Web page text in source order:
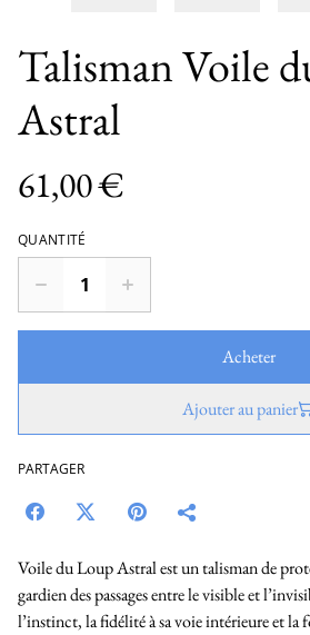
Talisman Voile
Astral
61,00 €
QUANTITÉ
Acheter
Ajouter au panier
PARTAGER
Voile du Loup Astral est un talisman de
gardien des passages entre le visible et
l’instinct, la fidélité à sa voie intérieure et